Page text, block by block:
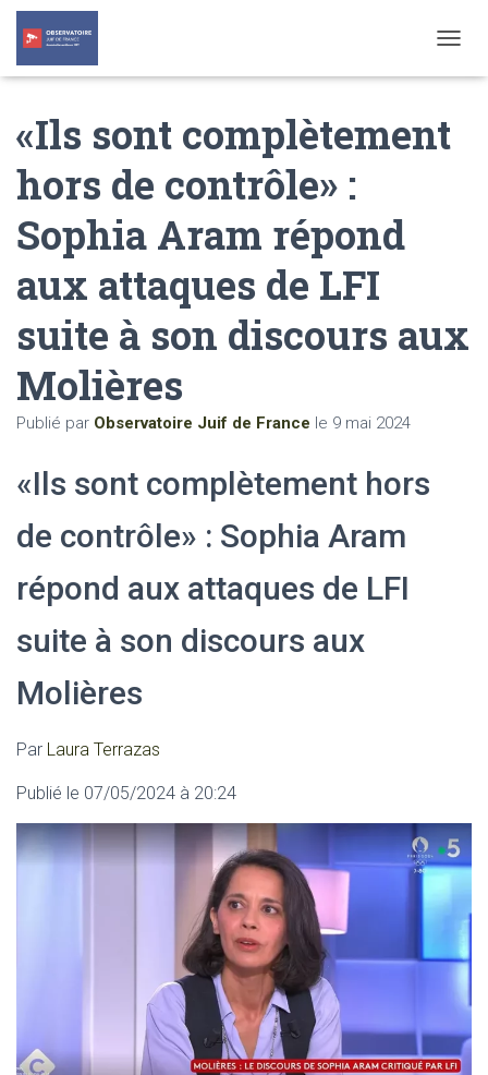
O
O
«Ils sont complètement
hors de contrôle» :
Sophia Aram répond
aux attaques de LFI
suite à son discours aux
Molières
Publié par Observatoire Juif de France le 9 mai 2024
«Ils sont complètement hors
de contrôle» : Sophia Aram
répond aux attaques de LFI
suite à son discours aux
Molières
Par Laura Terrazas
Publié le 07/05/2024 à 20:24